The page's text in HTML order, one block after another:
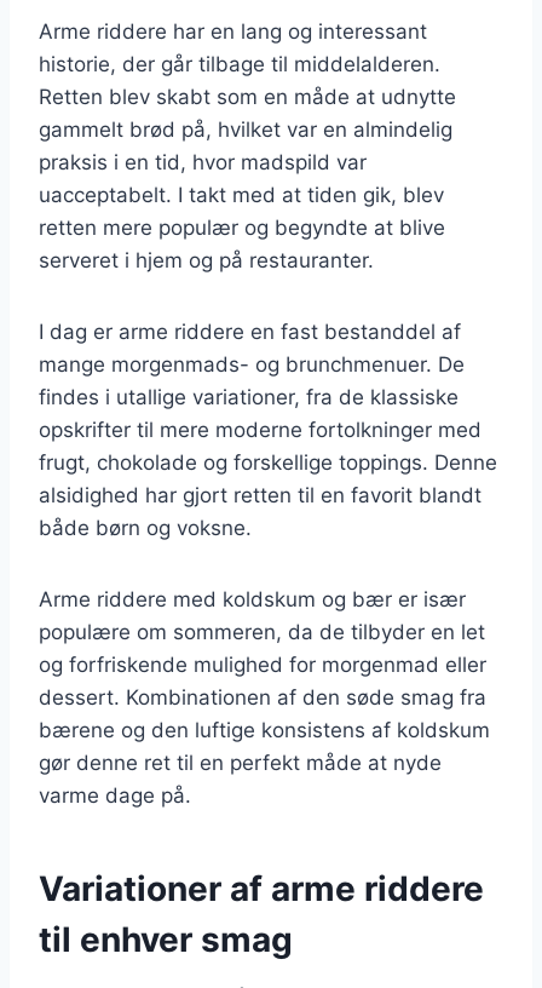
Arme riddere har en lang og interessant
historie, der går tilbage til middelalderen.
Retten blev skabt som en måde at udnytte
gammelt brød på, hvilket var en almindelig
praksis i en tid, hvor madspild var
uacceptabelt. I takt med at tiden gik, blev
retten mere populær og begyndte at blive
serveret i hjem og på restauranter.
I dag er arme riddere en fast bestanddel af
mange morgenmads- og brunchmenuer. De
findes i utallige variationer, fra de klassiske
opskrifter til mere moderne fortolkninger med
frugt, chokolade og forskellige toppings. Denne
alsidighed har gjort retten til en favorit blandt
både børn og voksne.
Arme riddere med koldskum og bær er især
populære om sommeren, da de tilbyder en let
og forfriskende mulighed for morgenmad eller
dessert. Kombinationen af den søde smag fra
bærene og den luftige konsistens af koldskum
gør denne ret til en perfekt måde at nyde
varme dage på.
Variationer af arme riddere
til enhver smag